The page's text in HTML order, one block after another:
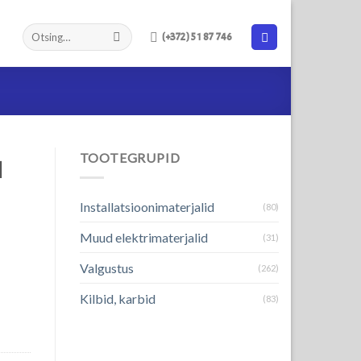
(+372) 51 87 746
TOOTEGRUPID
Installatsioonimaterjalid (80)
Muud elektrimaterjalid (31)
Valgustus (262)
Kilbid, karbid (83)